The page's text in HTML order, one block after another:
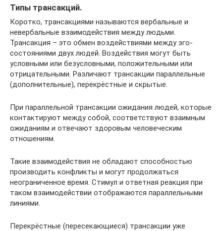
Типы трансакций.
Коротко, трансакциями называются вербальные и
невербальные взаимодействия между людьми.
Трансакция – это обмен воздействиями между эго-
состояниями двух людей. Воздействия могут быть
условными или безусловными, положительными или
отрицательными. Различают трансакции параллельные
(дополнительные), перекрёстные и скрытые.
При параллельной трансакции ожидания людей, которые
контактируют между собой, соответствуют взаимным
ожиданиям и отвечают здоровым человеческим
отношениям.
Такие взаимодействия не обладают способностью
производить конфликты и могут продолжаться
неограниченное время. Стимул и ответная реакция при
таком взаимодействии отображаются параллельными
линиями.
Перекрёстные (пересекающиеся) трансакции уже